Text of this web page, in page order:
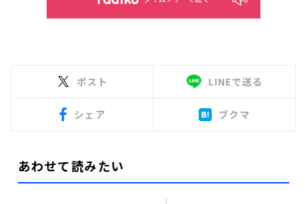
ポスト LINEで送る
シェア ブクマ
あわせて読みたい